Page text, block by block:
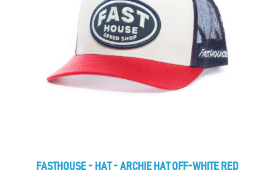
FASTHOUSE - HAT - ARCHIE HAT OFF-WHITE RED